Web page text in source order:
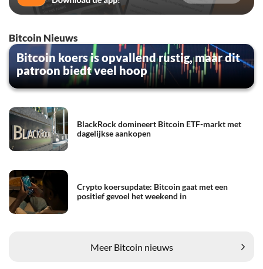
Bitcoin Nieuws
Bitcoin koers is opvallend rustig, maar dit
patroon biedt veel hoop
BlackRock domineert Bitcoin ETF-markt met
dagelijkse aankopen
Crypto koersupdate: Bitcoin gaat met een
positief gevoel het weekend in
Meer Bitcoin nieuws